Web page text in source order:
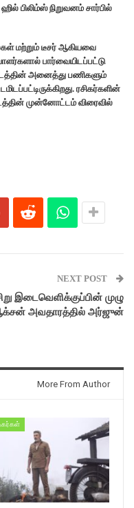
பிலிம்ஸ் நிறுவனம் சார்பில்
மற்றும் டீசர் ஆகியவை
பார்வையிடப்பட்டு
அனைத்து பணிகளும்
ரசிகர்களின்
முன்னோட்டம் விரைவில்
NEXT POST
இடைவெளிக்குப்பின் முழு
அவதாரத்தில் அர்ஜுன்
More From Author